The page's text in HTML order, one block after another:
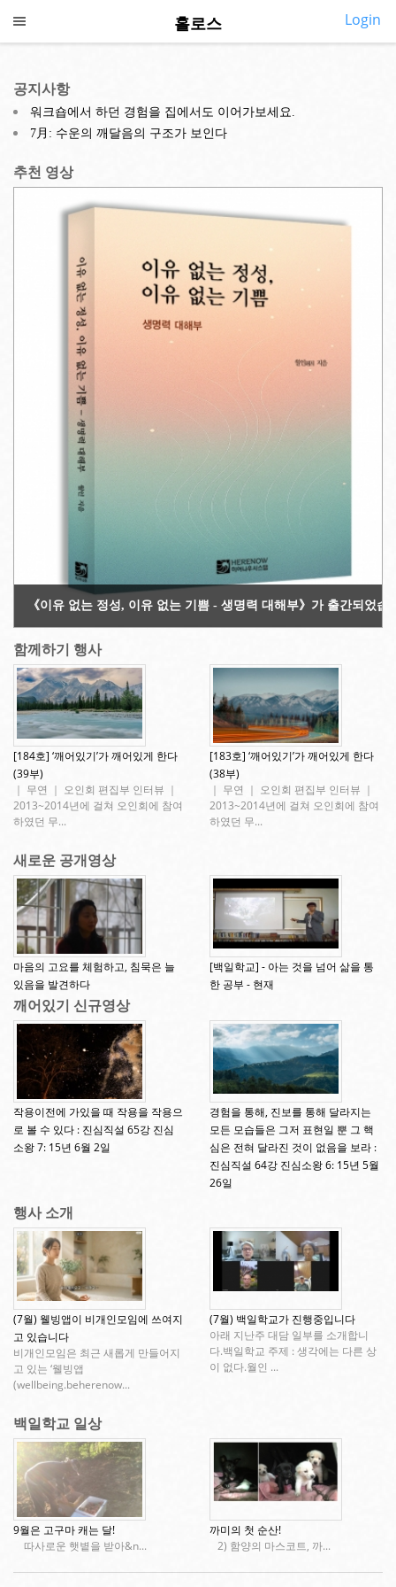
홀로스 Login
공지사항
워크숍에서 하던 경험을 집에서도 이어가보세요.
7月: 수운의 깨달음의 구조가 보인다
추천 영상
《이유 없는 정성, 이유 없는 기쁨 - 생명력 대해부》가 출간되었습
함께하기 행사
[184호] ‘깨어있기’가 깨어있게 한다
(39부)
｜ 무연 ｜ 오인회 편집부 인터뷰 ｜
2013~2014년에 걸쳐 오인회에 참여
하였던 무...
[183호] ‘깨어있기’가 깨어있게 한다
(38부)
｜ 무연 ｜ 오인회 편집부 인터뷰 ｜
2013~2014년에 걸쳐 오인회에 참여
하였던 무...
새로운 공개영상
마음의 고요를 체험하고, 침묵은 늘
있음을 발견하다
[백일학교] - 아는 것을 넘어 삶을 통
한 공부 - 현재
깨어있기 신규영상
작용이전에 가있을 때 작용을 작용으
로 볼 수 있다 : 진심직설 65강 진심
소왕 7: 15년 6월 2일
경험을 통해, 진보를 통해 달라지는
모든 모습들은 그저 표현일 뿐 그 핵
심은 전혀 달라진 것이 없음을 보라 :
진심직설 64강 진심소왕 6: 15년 5월
26일
행사 소개
(7월) 웰빙앱이 비개인모임에 쓰여지
고 있습니다
비개인모임은 최근 새롭게 만들어지
고 있는 ‘웰빙앱
(wellbeing.beherenow...
(7월) 백일학교가 진행중입니다
아래 지난주 대담 일부를 소개합니
다.백일학교 주제 : 생각에는 다른 상
이 없다.월인 ...
백일학교 일상
9월은 고구마 캐는 달!
따사로운 햇볕을 받아&n...
까미의 첫 순산!
2) 함양의 마스코트, 까...
CALL US COLLAPSE
◎소개
◎프로그램
심포지엄
내강의실
커뮤니티
Copyright 2013. All rights reserved!